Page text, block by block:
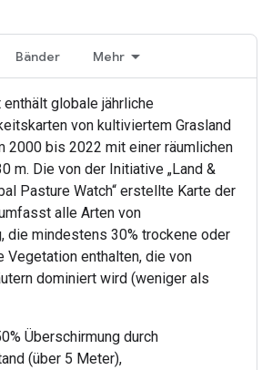
Bänder Mehr
globale jährliche
von kultiviertem Grasland
2000 bis 2022 mit einer räumlichen
m. Die von der Initiative „Land &
Pasture Watch“ erstellte Karte der
alle Arten von
die mindestens 30% trockene oder
Vegetation enthalten, die von
dominiert wird (weniger als
Überschirmung durch
(über 5 Meter),